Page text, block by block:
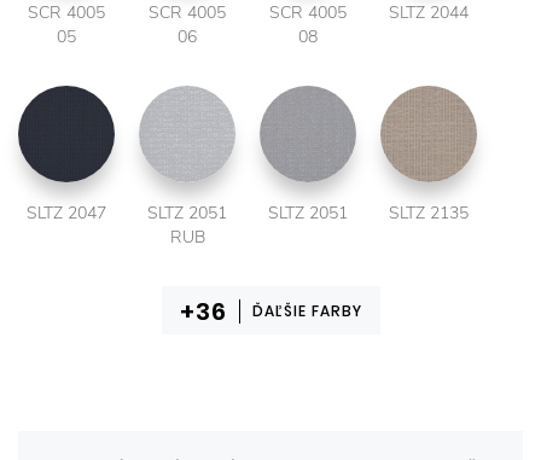
SCR 4005
05
SCR 4005
06
SCR 4005
08
SLTZ 2044
SLTZ 2047
SLTZ 2051
RUB
SLTZ 2051 SLTZ 2135
ĎAĽŠIE FARBY